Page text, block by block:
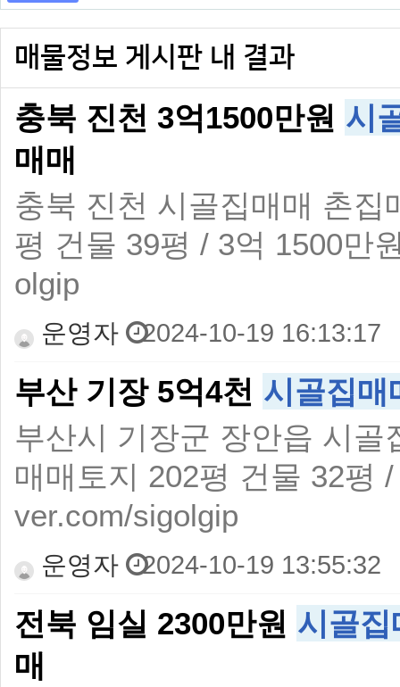
매물정보 게시판 내 결과
충북 진천 3억1500만원 시
매매
충북 진천 시골집매매 촌
평 건물 39평 / 3억 1500만
olgip
운영자 2024-10-19 16:13:17
부산 기장 5억4천 시골집매
부산시 기장군 장안읍 시
매매토지 202평 건물 32평
ver.com/sigolgip
운영자 2024-10-19 13:55:32
전북 임실 2300만원 시골집
매